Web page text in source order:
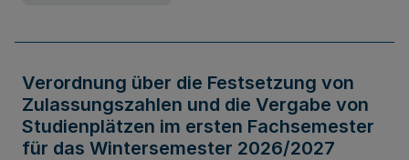
Verordnung über die Festsetzung von
Zulassungszahlen und die Vergabe von
Studienplätzen im ersten Fachsemester
für das Wintersemester 2026/2027